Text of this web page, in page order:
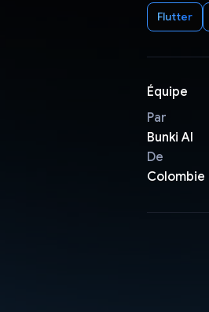
Flutter
Équipe
Par
Bunki AI
De
Colombie